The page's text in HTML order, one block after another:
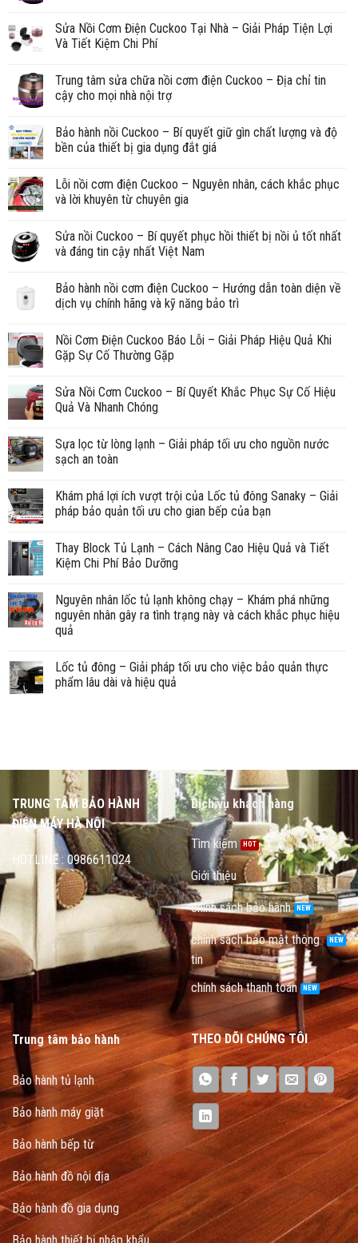
Sửa Nồi Cơm Điện Cuckoo Tại Nhà – Giải Pháp Tiện Lợi
Và Tiết Kiệm Chi Phí
Trung tâm sửa chữa nồi cơm điện Cuckoo – Địa chỉ tin
cậy cho mọi nhà nội trợ
Bảo hành nồi Cuckoo – Bí quyết giữ gìn chất lượng và độ
bền của thiết bị gia dụng đắt giá
Lỗi nồi cơm điện Cuckoo – Nguyên nhân, cách khắc phục
và lời khuyên từ chuyên gia
Sửa nồi Cuckoo – Bí quyết phục hồi thiết bị nồi ủ tốt nhất
và đáng tin cậy nhất Việt Nam
Bảo hành nồi cơm điện Cuckoo – Hướng dẫn toàn diện về
dịch vụ chính hãng và kỹ năng bảo trì
Nồi Cơm Điện Cuckoo Báo Lỗi – Giải Pháp Hiệu Quả Khi
Gặp Sự Cố Thường Gặp
Sửa Nồi Cơm Cuckoo – Bí Quyết Khắc Phục Sự Cố Hiệu
Quả Và Nhanh Chóng
Sựa lọc từ lòng lạnh – Giải pháp tối ưu cho nguồn nước
sạch an toàn
Khám phá lợi ích vượt trội của Lốc tủ đông Sanaky – Giải
pháp bảo quản tối ưu cho gian bếp của bạn
Thay Block Tủ Lạnh – Cách Nâng Cao Hiệu Quả và Tiết
Kiệm Chi Phí Bảo Dưỡng
Nguyên nhân lốc tủ lạnh không chạy – Khám phá những
nguyên nhân gây ra tình trạng này và cách khắc phục hiệu
quả
Lốc tủ đông – Giải pháp tối ưu cho việc bảo quản thực
phẩm lâu dài và hiệu quả
TRUNG TÂM BẢO HÀNH
ĐIỆN MÁY HÀ NỘI
HOTLINE : 0986611024
Dịch vụ khách hàng
Tìm kiếm
Giới thiệu
chính sách bảo hành
chính sách bảo mật thông
tin
chính sách thanh toán
Trung tâm bảo hành
Bảo hành tủ lạnh
Bảo hành máy giặt
Bảo hành bếp từ
Bảo hành đồ nội địa
Bảo hành đồ gia dụng
Bảo hành thiết bị nhập khẩu
THEO DÕI CHÚNG TÔI